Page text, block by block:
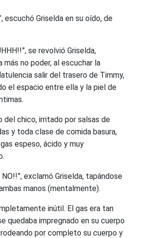
escuchó Griselda en su oído, de
se revolvió Griselda,
más no poder, al escuchar la
salir del trasero de Timmy,
el espacio entre ella y la piel de
del chico, irritado por salsas de
y toda clase de comida basura,
espeso, ácido y muy
NO!!”, exclamó Griselda, tapándose
manos (mentalmente).
inútil. El gas era tan
quedaba impregnado en su cuerpo
por completo su cuerpo y